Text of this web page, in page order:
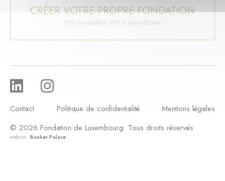
CRÉER VOTRE PROPRE FONDATION
Nos conseillers sont à votre écoute
Contact Politique de confidentialité
Mentions légales
© 2026 Fondation de Luxembourg. Tous droits réservés
website : Bunker Palace